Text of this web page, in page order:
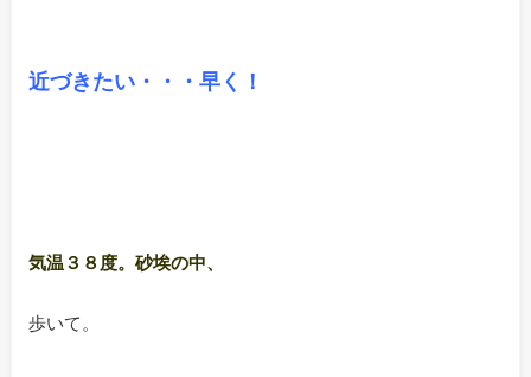
近づきたい・・・早く！
気温３８度。砂埃の中、
歩いて。